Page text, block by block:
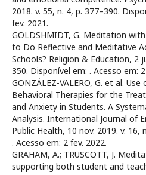
2018. v. 55, n. 4, p. 377–390.
fev. 2021.
GOLDSHMIDT, G. Meditation
to Do Reflective and Meditative
Schools? Religion & Education, 2
350. Disponível em: . Acesso em:
GONZÁLEZ-VALERO, G. et al.
Behavioral Therapies for the
and Anxiety in Students. A
Analysis. International Journal of
Public Health, 10 nov. 2019. v. 16,
. Acesso em: 2 fev. 2022.
GRAHAM, A.; TRUSCOTT, J.
supporting both student and